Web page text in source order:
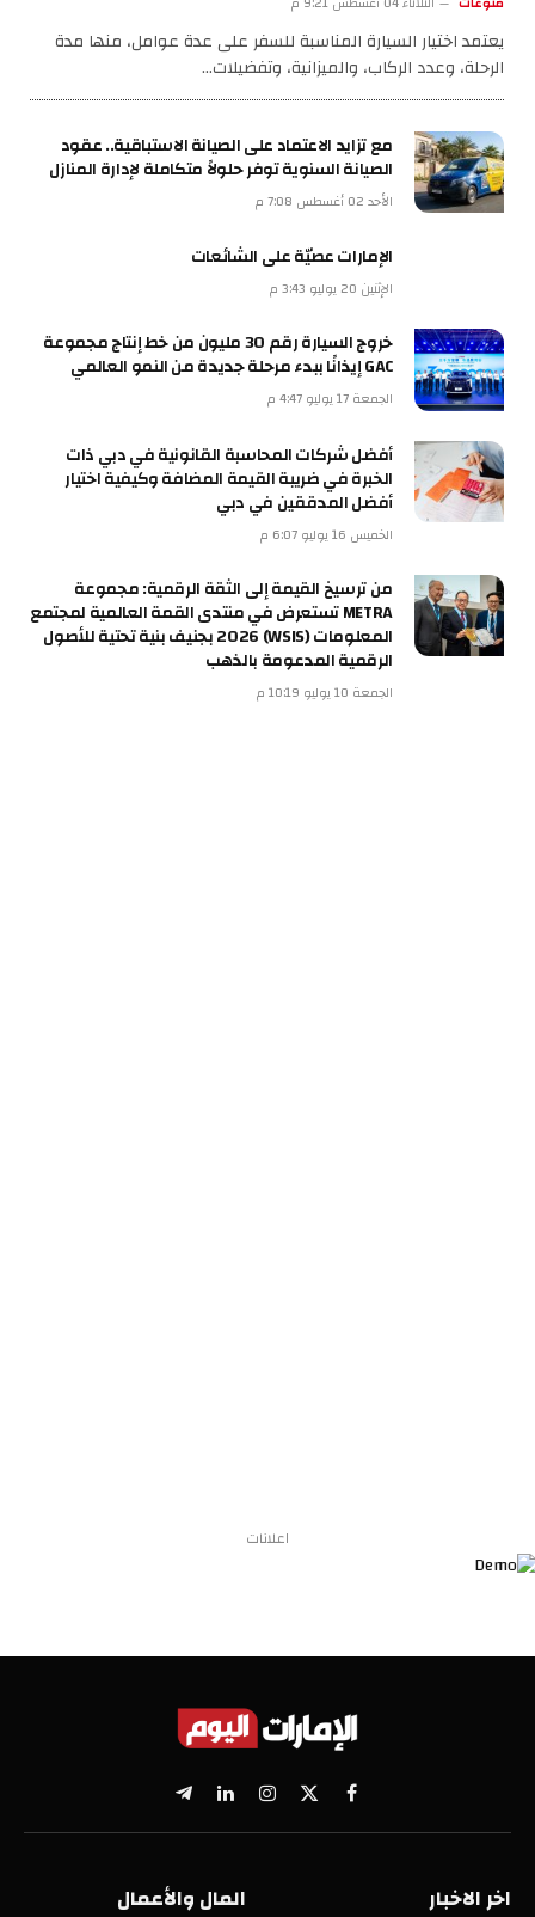
يعتمد اختيار السيارة المناسبة للسفر على عدة عوامل، منها مدة
الرحلة، وعدد الركاب، والميزانية، وتفضيلات…
مع تزايد الاعتماد على الصيانة الاستباقية.. عقود
الصيانة السنوية توفر حلولاً متكاملة لإدارة المنازل
الأحد 02 أغسطس 7:08 م
الإمارات عصيّة على الشائعات
الإثنين 20 يوليو 3:43 م
خروج السيارة رقم 30 مليون من خط إنتاج مجموعة
GAC إيذانًا ببدء مرحلة جديدة من النمو العالمي
الجمعة 17 يوليو 4:47 م
أفضل شركات المحاسبة القانونية في دبي ذات
الخبرة في ضريبة القيمة المضافة وكيفية اختيار
أفضل المدققين في دبي
الخميس 16 يوليو 6:07 م
من ترسيخ القيمة إلى الثقة الرقمية: مجموعة
METRA تستعرض في منتدى القمة العالمية لمجتمع
المعلومات (WSIS) 2026 بجنيف بنية تحتية للأصول
الرقمية المدعومة بالذهب
الجمعة 10 يوليو 10:19 م
اعلانات
فيسبوك
X
(Twitter)
الانستغراملينكدإنتيلقرام
اخر الاخبار المال والأعمال